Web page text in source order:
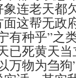
连老天都
这帮无政
有种乎”之
已死黄天
万物为刍